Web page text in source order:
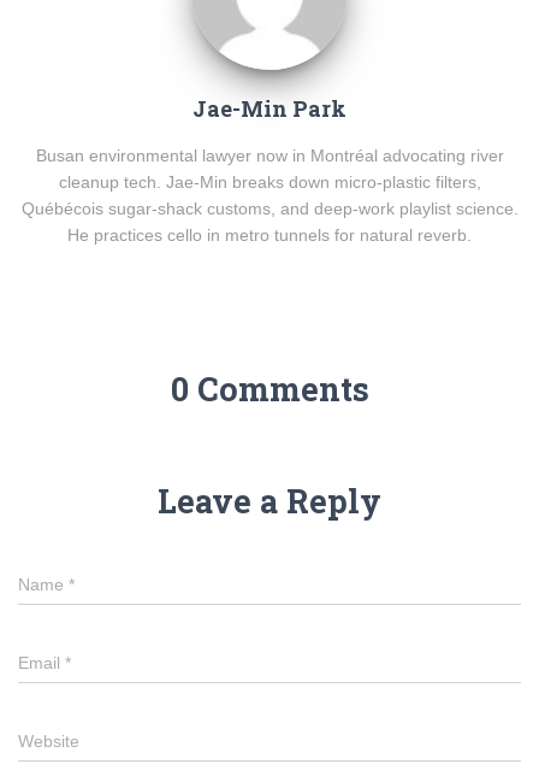
Jae-Min Park
Busan environmental lawyer now in Montréal advocating river
cleanup tech. Jae-Min breaks down micro-plastic filters,
Québécois sugar-shack customs, and deep-work playlist science.
He practices cello in metro tunnels for natural reverb.
0 Comments
Leave a Reply
Name *
Email *
Website